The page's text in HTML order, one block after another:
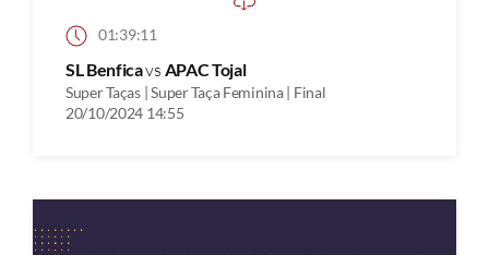
01:39:11
SL Benficavs APAC Tojal
Super Taças | Super Taça Feminina | Final
20/10/2024 14:55